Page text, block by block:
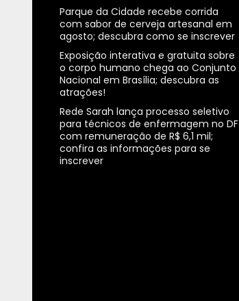
Parque da Cidade recebe corrida
com sabor de cerveja artesanal em
agosto; descubra como se inscrever
Exposição interativa e gratuita sobre
o corpo humano chega ao Conjunto
Nacional em Brasília; descubra as
atrações!
Rede Sarah lança processo seletivo
para técnicos de enfermagem no DF
com remuneração de R$ 6,1 mil;
confira as informações para se
inscrever